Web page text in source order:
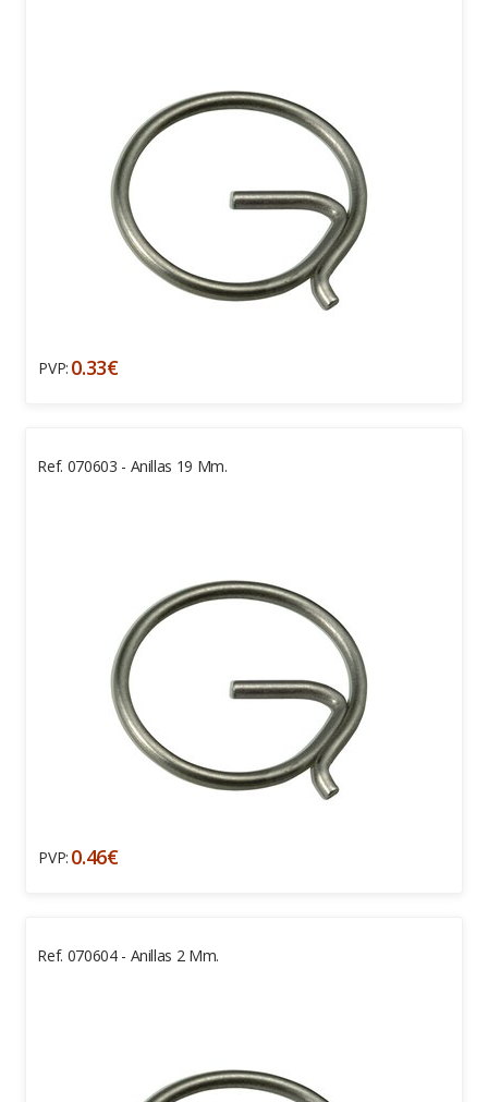
PVP: 0.33€
Ref. 070603 - Anillas 19 Mm.
PVP: 0.46€
Ref. 070604 - Anillas 2 Mm.